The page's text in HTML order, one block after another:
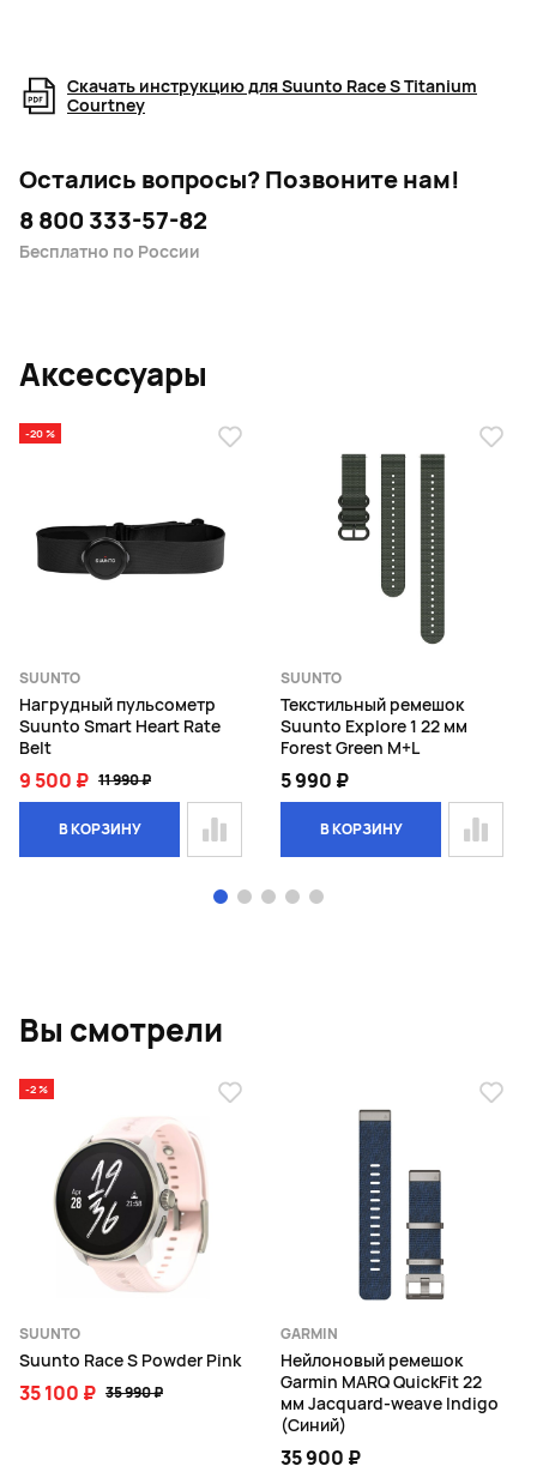
Скачать инструкцию для Suunto Race S Titanium
Courtney
Остались вопросы?Позвоните нам!
8 800 333-57-82
Бесплатно по России
Аксессуары
-20 %
SUUNTO
Нагрудный пульсометр
Suunto Smart Heart Rate
Belt
9 500 ₽ 11 990 ₽
В КОРЗИНУ
SUUNTO
Текстильный ремешок
Suunto Explore 1 22 мм
Forest Green M+L
5 990 ₽
В КОРЗИНУ
Вы смотрели
-2 %
SUUNTO
Suunto Race S Powder Pink
35 100 ₽ 35 990 ₽
GARMIN
Нейлоновый ремешок
Garmin MARQ QuickFit 22
мм Jacquard-weave Indigo
(Синий)
35 900 ₽